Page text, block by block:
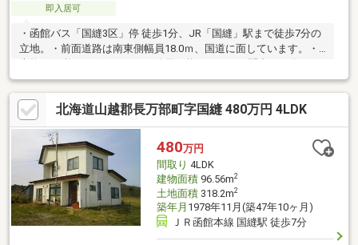
即入居可
・函館バス「国縫3区」停 徒歩1分、JR「国縫」駅まで徒歩7分の
立地。・前面道路は南東側幅員18.0ｍ、国道に面しています。・
【物件番号13997】とお伝えいただけるとスムーズにご対応でき
ます。
北海道山越郡長万部町字国縫 480万円 4LDK
480万円
間取り 4LDK
建物面積96.56m2
土地面積318.2m2
築年月 1978年11月(築47年10ヶ月)
ＪＲ函館本線 国縫駅 徒歩7分